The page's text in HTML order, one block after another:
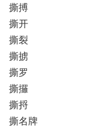
撕搏
撕开
撕裂
撕掳
撕罗
撕攞
撕捋
撕名牌